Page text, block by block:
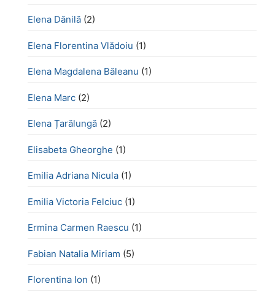
Elena Dănilă (2)
Elena Florentina Vlădoiu (1)
Elena Magdalena Băleanu (1)
Elena Marc (2)
Elena Țarălungă (2)
Elisabeta Gheorghe (1)
Emilia Adriana Nicula (1)
Emilia Victoria Felciuc (1)
Ermina Carmen Raescu (1)
Fabian Natalia Miriam (5)
Florentina Ion (1)